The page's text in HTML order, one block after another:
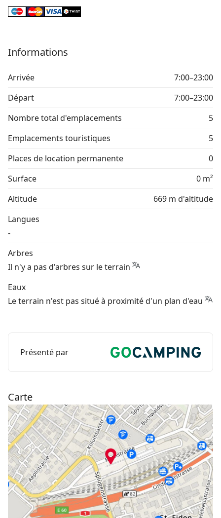
Informations
Arrivée
7:00–23:00
Départ
7:00–23:00
Nombre total d'emplacements
5
Emplacements touristiques
5
Places de location permanente
0
Surface
0 m²
Altitude
669 m d'altitude
Langues
-
Arbres
Il n'y a pas d'arbres sur le terrain
Eaux
Le terrain n'est pas situé à proximité d'un plan d'eau
Présenté par
Carte